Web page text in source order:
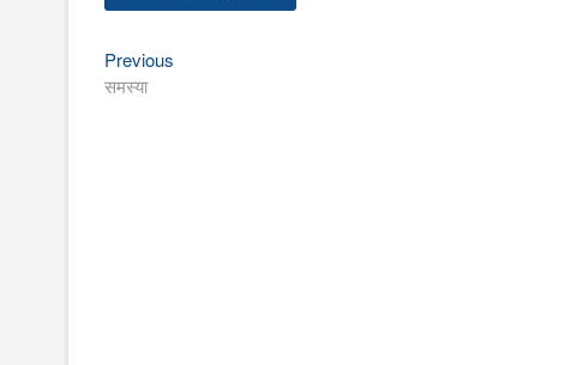
Post
navigation
Previous
समस्या